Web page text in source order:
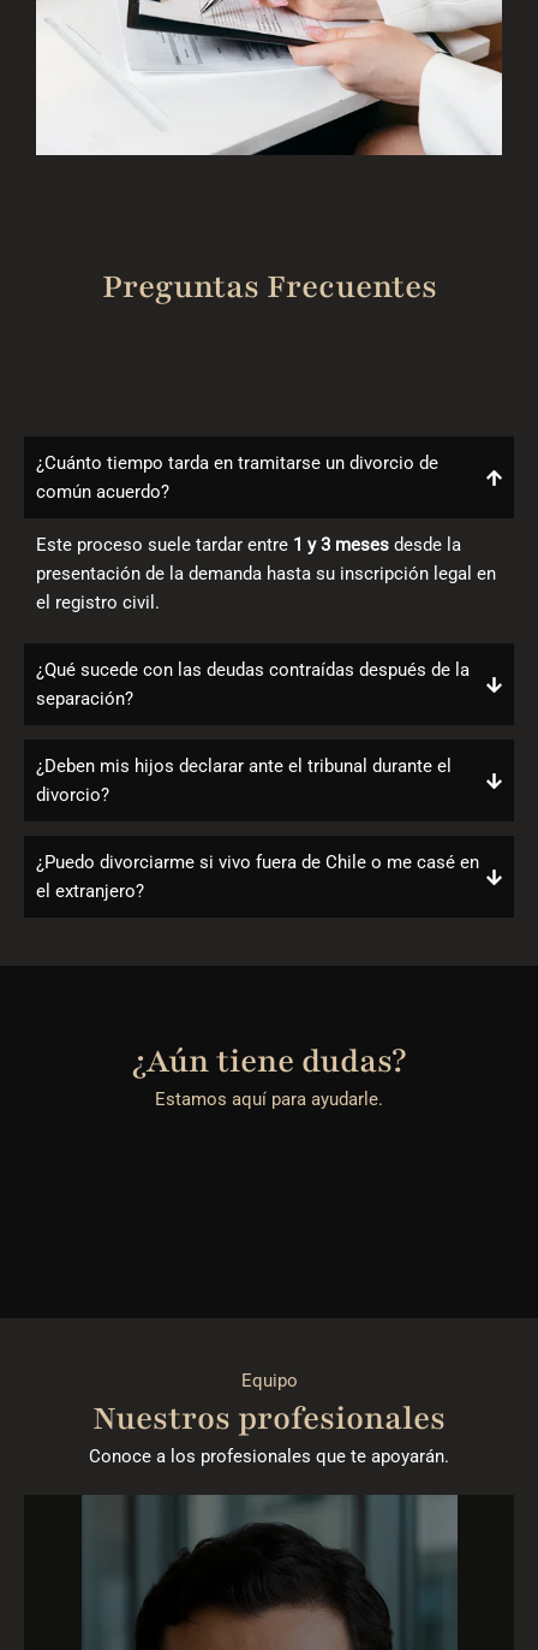
Preguntas Frecuentes
¿Cuánto tiempo tarda en tramitarse un divorcio de
común acuerdo?
Este proceso suele tardar entre 1 y 3 meses desde la
presentación de la demanda hasta su inscripción legal en
el registro civil.
¿Qué sucede con las deudas contraídas después de la
separación?
¿Deben mis hijos declarar ante el tribunal durante el
divorcio?
¿Puedo divorciarme si vivo fuera de Chile o me casé en
el extranjero?
¿Aún tiene dudas?
Estamos aquí para ayudarle.
Equipo
Nuestros profesionales
Conoce a los profesionales que te apoyarán.